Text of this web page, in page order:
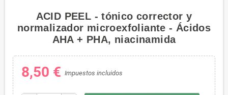
ACID PEEL - tónico corrector y
normalizador microexfoliante - Ácidos
AHA + PHA, niacinamida
8,50 € Impuestos incluidos